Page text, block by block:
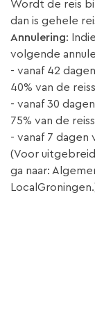
Wordt de reis
dan is gehele
Annulering:
volgende
- vanaf 42
40% van de
- vanaf 30
75% van de
- vanaf 7 dagen
(Voor
ga naar: